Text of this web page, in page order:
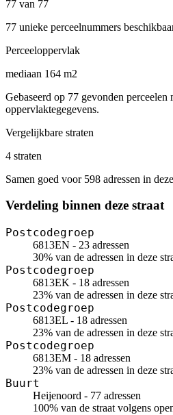
77 van 77
77 unieke perceelnummers
Perceeloppervlak
mediaan 164 m2
Gebaseerd op 77 gevonden perceelen
oppervlaktegegevens.
Vergelijkbare straten
4 straten
Samen goed voor 598 adressen in
Verdeling binnen deze straat
Postcodegroep
6813EN - 23 adressen
30% van de adressen in deze
Postcodegroep
6813EK - 18 adressen
23% van de adressen in deze
Postcodegroep
6813EL - 18 adressen
23% van de adressen in deze
Postcodegroep
6813EM - 18 adressen
23% van de adressen in deze
Buurt
Heijenoord - 77 adressen
100% van de straat volgens